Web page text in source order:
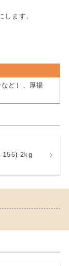
ます。
ど）、厚揚
156) 2kg